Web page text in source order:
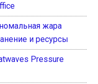
жара
и ресурсы
Pressure